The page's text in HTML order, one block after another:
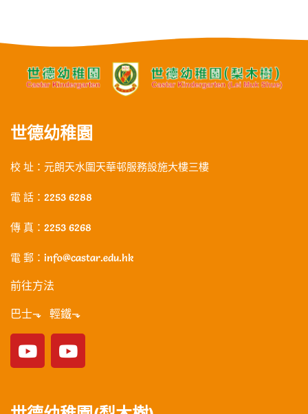
世德幼稚園
校 址：元朗天水圍天華邨服務設施大樓三樓
電 話：2253 6288
傳 真：2253 6268
電 郵：info@castar.edu.hk
前往方法
巴士⬎ 輕鐵⬎